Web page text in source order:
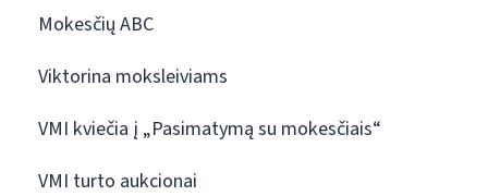
Mokesčių ABC
Viktorina moksleiviams
VMI kviečia į „Pasimatymą su mokesčiais“
VMI turto aukcionai